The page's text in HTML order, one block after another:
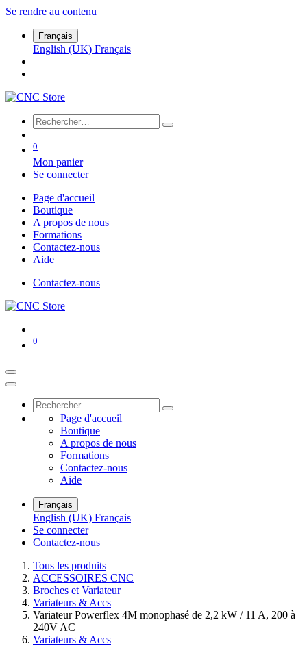
Se rendre au contenu
Français
English (UK) Français
0
Mon panier
Se connecter
Page d'accueil
Boutique
A propos de nous
Formations
Contactez-nous
Aide
Contactez-nous
0
Page d'accueil
Boutique
A propos de nous
Formations
Contactez-nous
Aide
Français
English (UK) Français
Se connecter
Contactez-nous
Tous les produits
ACCESSOIRES CNC
Broches et Variateur
Variateurs & Accs
Variateur Powerflex 4M monophasé de 2,2 kW / 11 A, 200 à
240V AC
Variateurs & Accs